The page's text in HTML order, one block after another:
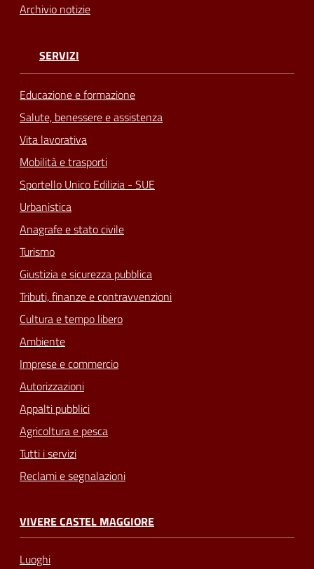
Archivio notizie
SERVIZI
Educazione e formazione
Salute, benessere e assistenza
Vita lavorativa
Mobilità e trasporti
Sportello Unico Edilizia - SUE
Urbanistica
Anagrafe e stato civile
Turismo
Giustizia e sicurezza pubblica
Tributi, finanze e contravvenzioni
Cultura e tempo libero
Ambiente
Imprese e commercio
Autorizzazioni
Appalti pubblici
Agricoltura e pesca
Tutti i servizi
Reclami e segnalazioni
VIVERE CASTEL MAGGIORE
Luoghi